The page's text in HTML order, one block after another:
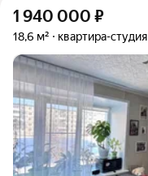
1 940 000 ₽
18,6 м² квартира-студия